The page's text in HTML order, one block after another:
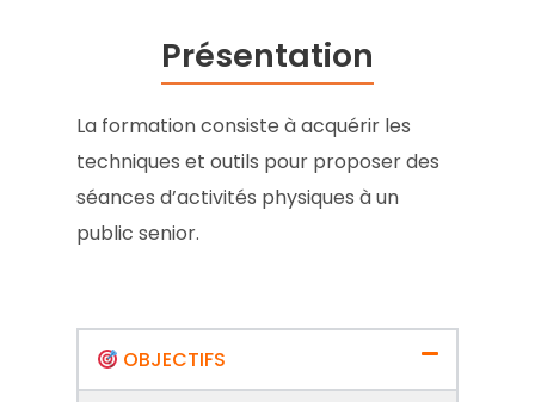
Présentation
La formation consiste à acquérir les
techniques et outils pour proposer des
séances d’activités physiques à un
public senior.
OBJECTIFS